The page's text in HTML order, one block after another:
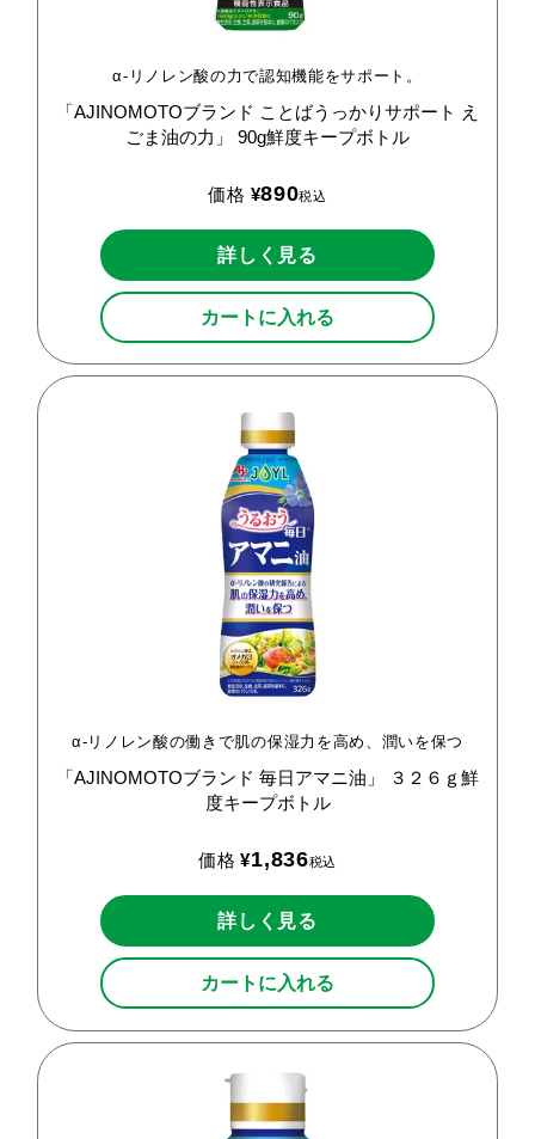
α-リノレン酸の力で認知機能をサポート。
「AJINOMOTOブランド ことばうっかりサポート え
ごま油の力」 90g鮮度キープボトル
価格 ¥890税込
詳しく見る
カートに入れる
α-リノレン酸の働きで肌の保湿力を高め、潤いを保つ
「AJINOMOTOブランド 毎日アマニ油」
３２６ｇ鮮
度キープボトル
価格 ¥1,836税込
詳しく見る
カートに入れる